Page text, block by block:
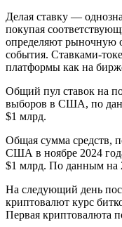
Делая ставку —
покупая
определяют рыночную
события. Ставками-
платформы как на
Общий пул ставок на
выборов в США, по
$1 млрд.
Общая сумма средств,
США в ноябре 2024
$1 млрд. По данным на
На следующий день
криптовалют курс
Первая криптовалюта